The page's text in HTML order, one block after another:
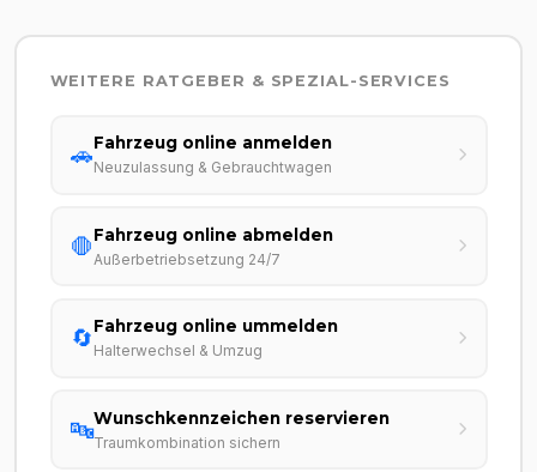
WEITERE RATGEBER & SPEZIAL-SERVICES
🚗Fahrzeug online anmelden
Neuzulassung & Gebrauchtwagen
🛑Fahrzeug online abmelden
Außerbetriebsetzung 24/7
🔄Fahrzeug online ummelden
Halterwechsel & Umzug
🔤Wunschkennzeichen reservieren
Traumkombination sichern